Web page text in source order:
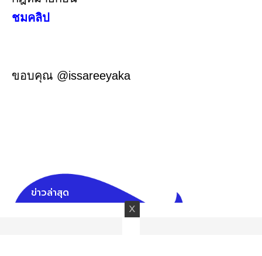
ชมคลิป
ขอบคุณ @issareeyaka
ข่าวล่าสุด